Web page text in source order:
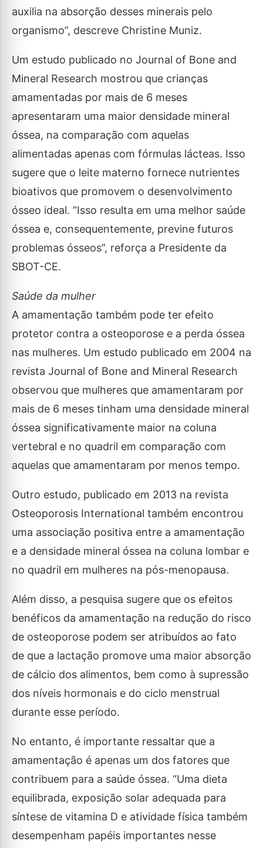
auxilia na absorção desses minerais pelo
organismo”, descreve Christine Muniz.
Um estudo publicado no Journal of Bone and
Mineral Research mostrou que crianças
amamentadas por mais de 6 meses
apresentaram uma maior densidade mineral
óssea, na comparação com aquelas
alimentadas apenas com fórmulas lácteas. Isso
sugere que o leite materno fornece nutrientes
bioativos que promovem o desenvolvimento
ósseo ideal. “Isso resulta em uma melhor saúde
óssea e, consequentemente, previne futuros
problemas ósseos”, reforça a Presidente da
SBOT-CE.
Saúde da mulher
A amamentação também pode ter efeito
protetor contra a osteoporose e a perda óssea
nas mulheres. Um estudo publicado em 2004 na
revista Journal of Bone and Mineral Research
observou que mulheres que amamentaram por
mais de 6 meses tinham uma densidade mineral
óssea significativamente maior na coluna
vertebral e no quadril em comparação com
aquelas que amamentaram por menos tempo.
Outro estudo, publicado em 2013 na revista
Osteoporosis International também encontrou
uma associação positiva entre a amamentação
e a densidade mineral óssea na coluna lombar e
no quadril em mulheres na pós-menopausa.
Além disso, a pesquisa sugere que os efeitos
benéficos da amamentação na redução do risco
de osteoporose podem ser atribuídos ao fato
de que a lactação promove uma maior absorção
de cálcio dos alimentos, bem como à supressão
dos níveis hormonais e do ciclo menstrual
durante esse período.
No entanto, é importante ressaltar que a
amamentação é apenas um dos fatores que
contribuem para a saúde óssea. “Uma dieta
equilibrada, exposição solar adequada para
síntese de vitamina D e atividade física também
desempenham papéis importantes nesse